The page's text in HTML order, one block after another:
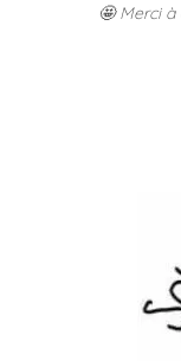
🤩 Merci